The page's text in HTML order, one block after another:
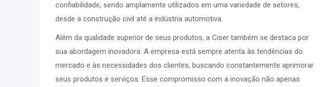
confiabilidade, sendo amplamente utilizados em uma variedade de setores,
desde a construção civil até a indústria automotiva.
Além da qualidade superior de seus produtos, a Ciser também se destaca por
sua abordagem inovadora. A empresa está sempre atenta às tendências do
mercado e às necessidades dos clientes, buscando constantemente aprimorar
seus produtos e serviços. Esse compromisso com a inovação não apenas